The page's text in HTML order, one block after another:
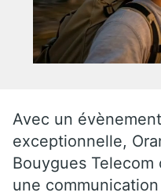
Avec un
exceptionnelle,
Bouygues Telecom
une